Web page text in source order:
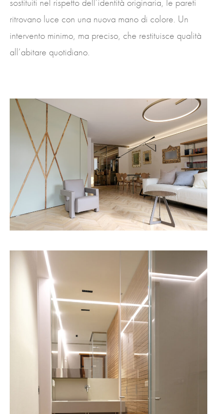
ritrovano luce con una nuova mano di colore. Un
intervento minimo, ma preciso, che restituisce qualità
all’abitare quotidiano.